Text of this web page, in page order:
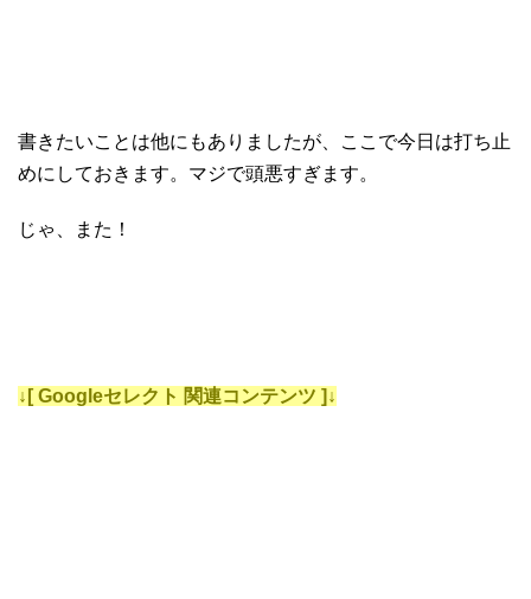
書きたいことは他にもありましたが、ここで今日は打ち止
めにしておきます。マジで頭悪すぎます。
じゃ、また！
↓[ Googleセレクト 関連コンテンツ ]↓